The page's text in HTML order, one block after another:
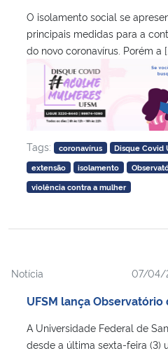
O isolamento social se
principais medidas para a
do novo coronavírus. Porém a
Tags: coronavírus
Disque Covid
extensão
isolamento
violência contra a mulher
Notícia 07/04/
UFSM lança Observatório
A Universidade Federal de
desde a última sexta-feira (3)